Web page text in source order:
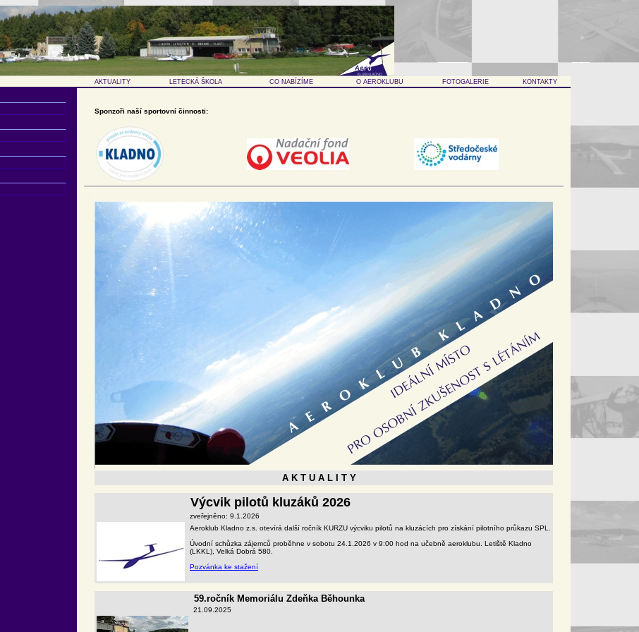
AKTUALITY LETECKÁ ŠKOLA CO NABÍZÍME O AEROKLUBU FOTOGALERIE KONTAKTY
Sponzoři naší sportovní činnosti:
A K T U A L I T Y
Výcvik pilotů kluzáků 2026
zveřejněno: 9.1.2026
Aeroklub Kladno z.s. otevírá další ročník KURZU výcviku pilotů na kluzácích pro získání pilotního průkazu SPL.
Úvodní schůzka zájemců proběhne v sobotu 24.1.2026 v 9:00 hod na učebně aeroklubu. Letiště Kladno
(LKKL), Velká Dobrá 580.
Pozvánka ke stažení
59.ročník Memoriálu Zdeňka Běhounka
21.09.2025